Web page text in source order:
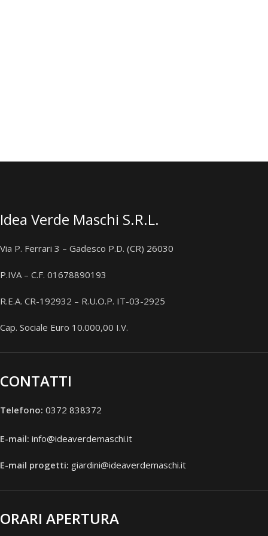
Idea Verde Maschi S.R.L.
Via P. Ferrari 3 – Gadesco P.D. (CR) 26030
P.IVA – C.F. 01678890193
R.E.A. CR-192932 – R.U.O.P. IT-03-2925
Cap. Sociale Euro 10.000,00 I.V.
CONTATTI
Telefono: 0372 838372
E-mail: info@ideaverdemaschi.it
E-mail progetti: giardini@ideaverdemaschi.it
ORARI APERTURA